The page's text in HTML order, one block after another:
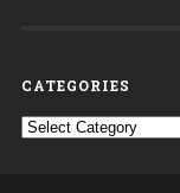
CATEGORIES
Categories